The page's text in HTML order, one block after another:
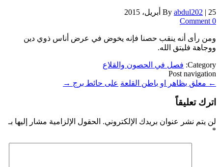
By abdul202 | 25 أبريل، 2015
0 Comment
ومن رأى أنه ينقب حصنا فإنه يخوض في عرض أناس ذوي دين
ووجاهة فليتق الله.
Category: فصل في الحصون والقلاع
Post navigation
← معلق بظاهر او باطن القلعة على حائط برج →
اترك تعليقاً
لن يتم نشر عنوان بريدك الإلكتروني. الحقول الإلزامية مشار إليها بـ
*